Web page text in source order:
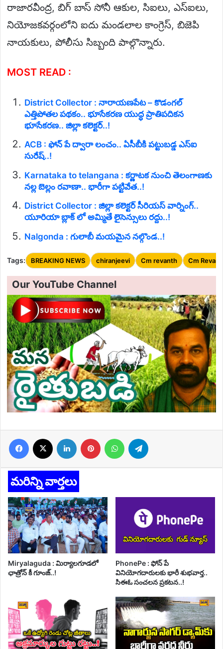
రాజారవీంద్ర, బిగ్ బాస్ సోనీ ఆకుల, సిఐలు, ఎస్ఐలు,
నియోజకవర్గంలోని ఐదు మండలాల కాంగ్రెస్, బిజెపి
నాయకులు, పోలీసు సిబ్బంది పాల్గొన్నారు.
MOST READ :
District Collector : నారాయణపేట – కొడంగల్
ఎత్తిపోతల పథకం.. భూసేకరణ యుద్ధ ప్రాతిపదికన
భూసేకరణ.. జిల్లా కలెక్టర్..!
ACB : ఫోన్ పే ద్వారా లంచం.. ఏసీబీకి పట్టుబడ్డ ఎస్ఐ
సురేష్..!
Karnataka to telangana : కర్ణాటక నుంచి తెలంగాణకు
నల్ల బెల్లం రవాణా.. భారీగా పట్టివేత..!
District Collector : జిల్లా కలెక్టర్ సీరియస్ వార్నింగ్..
యూరియా బ్లాక్ లో అమ్మితే లైసెన్సులు రద్దు..!
Nalgonda : గులాబీ మయమైన నల్గొండ..!
Tags: BREAKING NEWS chiranjeevi Cm revanth Cm
Our YouTube Channel
Facebook LinkedIn Pinterest WhatsApp
మరిన్ని వార్తలు
Miryalaguda : మిర్యాలగూడలో
ఛాత్రోన్ కీ గూంజ్..!
PhonePe : ఫోన్ పే
వినియోగదారులకు భారీ శుభవార్త..
సిఈఓ సంచలన ప్రకటన..!